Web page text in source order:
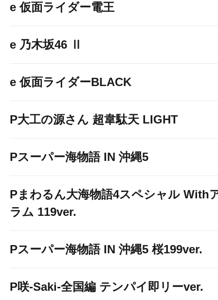
e 仮面ライダー電王
e 乃木坂46 Ⅱ
e 仮面ライダーBLACK
P大工の源さん 超韋駄天 LIGHT
Pスーパー海物語 IN 沖縄5
Pまわるん大海物語4スペシャル With
ラム 119ver.
Pスーパー海物語 IN 沖縄5 桜199ver.
P咲-Saki-全国編 テンパイ即リーver.